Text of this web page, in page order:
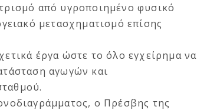
από υγροποιημένο φυσικό
μετασχηματισμό επίσης
έργα ώστε το όλο εγχείρημα να
αγωγών και
ο Πρέσβης της